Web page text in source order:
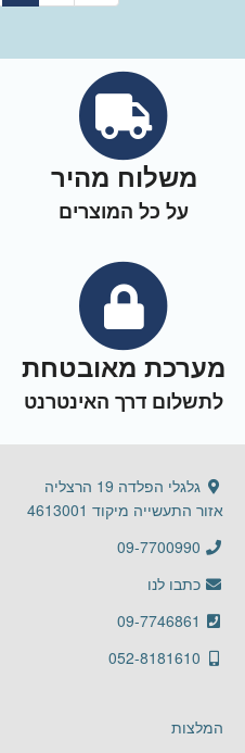
משלוח מהיר
על כל המוצרים
מערכת מאובטחת
לתשלום דרך האינטרנט
גלגלי הפלדה 19 הרצליה
אזור התעשייה מיקוד 4613001
09-7700990
כתבו לנו
09-7746861
052-8181610
המלצות